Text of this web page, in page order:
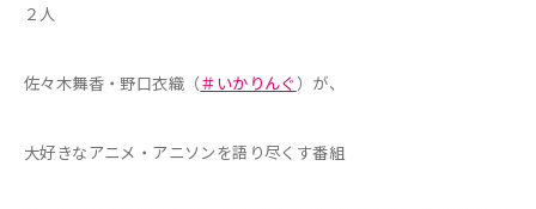
２人
佐々木舞香・野口衣織（＃いかりんぐ ）が、
大好きなアニメ・アニソンを語り尽くす番組